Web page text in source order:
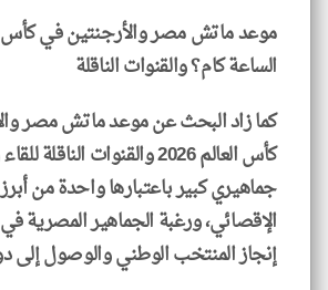
الساعة كام؟ والقنوات الناقلة
كما زاد البحث عن موعد ماتش مصر
كأس العالم 2026 والقنوات
جماهيري كبير باعتبارها واحدة من
الإقصائي، ورغبة الجماهير المصرية
إنجاز المنتخب الوطني والوصول إلى